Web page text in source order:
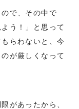
で、その中で
う！」と思って
らわないと、今
が厳しくなって
があったから、